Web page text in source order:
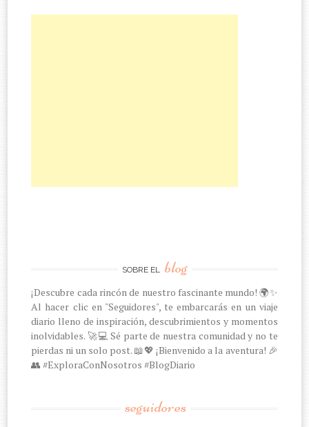
SOBRE EL blog
¡Descubre cada rincón de nuestro fascinante mundo! 🌍✨
Al hacer clic en "Seguidores", te embarcarás en un viaje
diario lleno de inspiración, descubrimientos y momentos
inolvidables. 🚀💻 Sé parte de nuestra comunidad y no te
pierdas ni un solo post. 📖💖 ¡Bienvenido a la aventura! 🎉
👥 #ExploraConNosotros #BlogDiario
seguidores